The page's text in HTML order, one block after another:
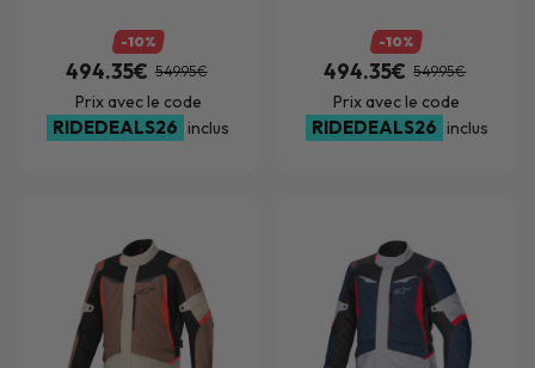
-10%
494.35€ 549.95€
Prix avec le code
RIDEDEALS26 inclus
-10%
494.35€ 549.95€
Prix avec le code
RIDEDEALS26 inclus